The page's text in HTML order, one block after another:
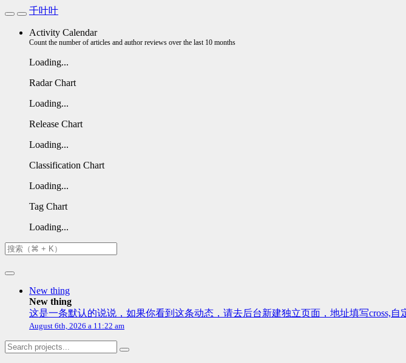
千叶叶
Activity Calendar
Count the number of articles and author reviews over the last 10 months
Loading...
Radar Chart
Loading...
Release Chart
Loading...
Classification Chart
Loading...
Tag Chart
Loading...
New thing
New thing
这是一条默认的说说，如果你看到这条动态，请去后台新建独立页面，地址填写cross,
August 6th, 2026 a 11:22 am